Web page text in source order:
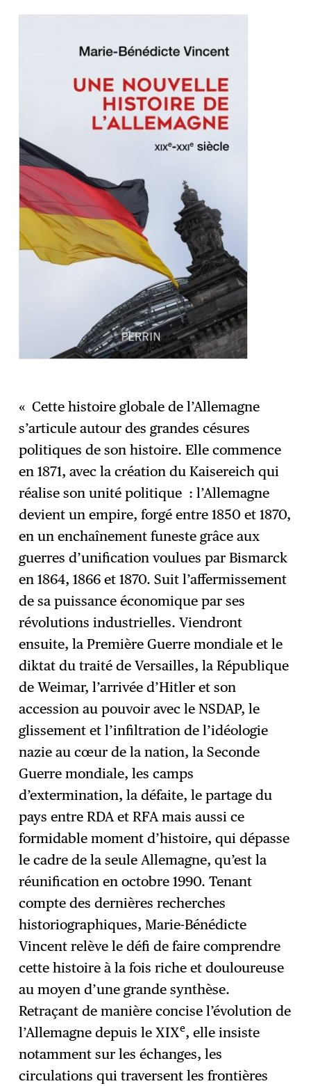
« Cette histoire globale de l’Allemagne
s’articule autour des grandes césures
politiques de son histoire. Elle commence
en 1871, avec la création du Kaisereich qui
réalise son unité politique : l’Allemagne
devient un empire, forgé entre 1850 et 1870,
en un enchaînement funeste grâce aux
guerres d’unification voulues par Bismarck
en 1864, 1866 et 1870. Suit l’affermissement
de sa puissance économique par ses
révolutions industrielles. Viendront
ensuite, la Première Guerre mondiale et le
diktat du traité de Versailles, la République
de Weimar, l’arrivée d’Hitler et son
accession au pouvoir avec le NSDAP, le
glissement et l’infiltration de l’idéologie
nazie au cœur de la nation, la Seconde
Guerre mondiale, les camps
d’extermination, la défaite, le partage du
pays entre RDA et RFA mais aussi ce
formidable moment d’histoire, qui dépasse
le cadre de la seule Allemagne, qu’est la
réunification en octobre 1990. Tenant
compte des dernières recherches
historiographiques, Marie-Bénédicte
Vincent relève le défi de faire comprendre
cette histoire à la fois riche et douloureuse
au moyen d’une grande synthèse.
Retraçant de manière concise l’évolution de
l’Allemagne depuis le XIXe, elle insiste
notamment sur les échanges, les
circulations qui traversent les frontières